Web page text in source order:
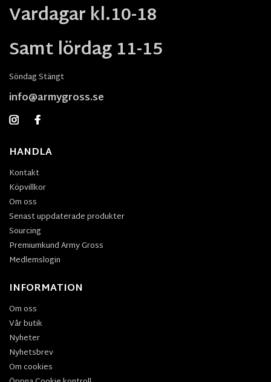
Vardagar kl.10-18
Samt lördag 11-15
Söndag Stängt
info@armygross.se
HANDLA
Kontakt
Köpvillkor
Om oss
Senast uppdaterade produkter
Sourcing
Premiumkund Army Gross
Medlemslogin
INFORMATION
Om oss
Vår butik
Nyheter
Nyhetsbrev
Om cookies